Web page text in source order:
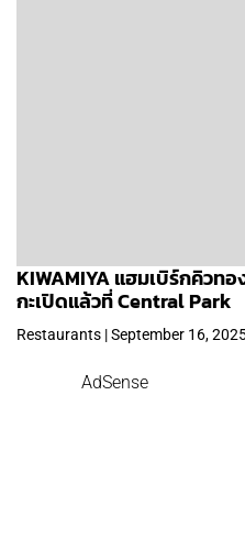
KIWAMIYA แฮมเบิร์กคิวท
กะเปิดแล้วที่ Central Park
Restaurants | September 16,
AdSense